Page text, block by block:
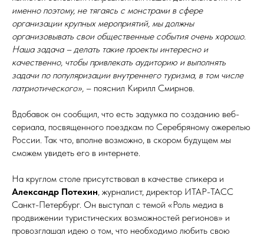
именно поэтому, не тягаясь с монстрами в сфере
организации крупных мероприятий, мы должны
организовывать свои общественные события очень хорошо.
Наша задача – делать такие проекты интересно и
качественно, чтобы привлекать аудиторию и выполнять
задачи по популяризации внутреннего туризма, в том числе
патриотического», – пояснил Кирилл Смирнов.
Вдобавок он сообщил, что есть задумка по созданию веб-
сериала, посвященного поездкам по Серебряному ожерелью
России. Так что, вполне возможно, в скором будущем мы
сможем увидеть его в интернете.
На круглом столе присутствовал в качестве спикера и
Александр Потехин, журналист, директор ИТАР-ТАСС
Санкт-Петербург. Он выступал с темой «Роль медиа в
продвижении туристических возможностей регионов» и
провозглашал идею о том, что необходимо любить свою